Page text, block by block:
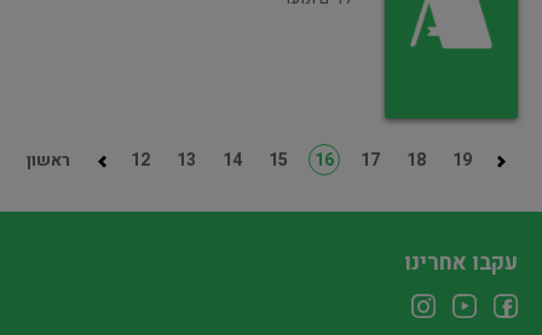
ראשון 12 13 14 15 16 17 18 19
עקבו אחרינו